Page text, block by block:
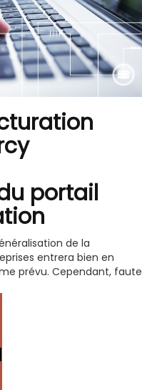
portail
de la
entrera bien en
prévu. Cependant, faute